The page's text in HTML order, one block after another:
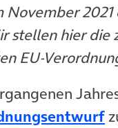
November
stellen hier
EU-